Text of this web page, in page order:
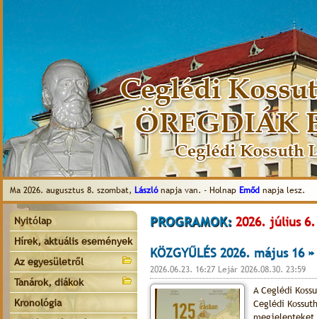
Ma 2026. augusztus 8. szombat, Lászlónapja van. - Holnap Emőd napja lesz.
Nyitólap
Hírek, aktuális események
Az egyesületről
Tanárok, diákok
Kronológia
PROGRAMOK: 2026. július 6.
KÖZGYŰLÉS 2026. május 16 »
2026.06.23. 16:27 Lejár 2026.08.30. 23:59
A Ceglédi
Ceglédi